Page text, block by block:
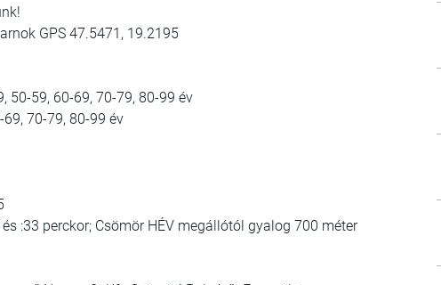
GPS 47.5471, 19.2195
50-59, 60-69, 70-79, 80-99 év
70-79, 80-99 év
:33 perckor; Csömör HÉV megállótól gyalog 700 méter